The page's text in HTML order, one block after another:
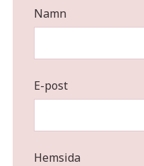
Namn
E-post
Hemsida